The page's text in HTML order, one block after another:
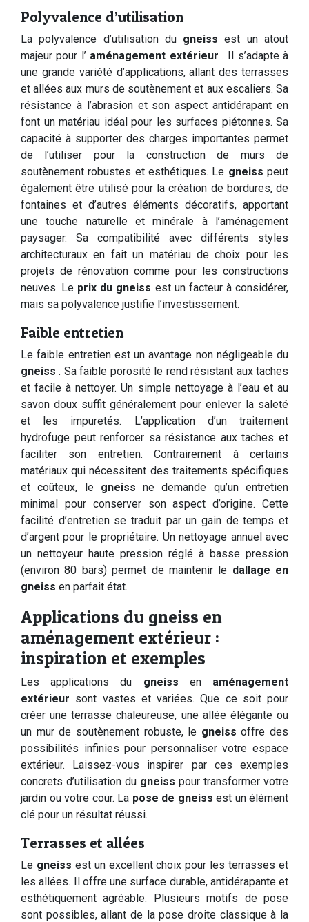
Polyvalence d’utilisation
La polyvalence d’utilisation du gneissest un atout
majeur pour l’ aménagement extérieur . Il s’adapte à
une grande variété d’applications, allant des terrasses
et allées aux murs de soutènement et aux escaliers. Sa
résistance à l’abrasion et son aspect antidérapant en
font un matériau idéal pour les surfaces piétonnes. Sa
capacité à supporter des charges importantes permet
de l’utiliser pour la construction de murs de
soutènement robustes et esthétiques. Le gneisspeut
également être utilisé pour la création de bordures, de
fontaines et d’autres éléments décoratifs, apportant
une touche naturelle et minérale à l’aménagement
paysager. Sa compatibilité avec différents styles
architecturaux en fait un matériau de choix pour les
projets de rénovation comme pour les constructions
neuves. Le prix du gneiss est un facteur à considérer,
mais sa polyvalence justifie l’investissement.
Faible entretien
Le faible entretien est un avantage non négligeable du
gneiss. Sa faible porosité le rend résistant aux taches
et facile à nettoyer. Un simple nettoyage à l’eau et au
savon doux suffit généralement pour enlever la saleté
et les impuretés. L’application d’un traitement
hydrofuge peut renforcer sa résistance aux taches et
faciliter son entretien. Contrairement à certains
matériaux qui nécessitent des traitements spécifiques
et coûteux, le gneissne demande qu’un entretien
minimal pour conserver son aspect d’origine. Cette
facilité d’entretien se traduit par un gain de temps et
d’argent pour le propriétaire. Un nettoyage annuel avec
un nettoyeur haute pression réglé à basse pression
(environ 80 bars) permet de maintenir le dallage en
gneiss en parfait état.
Applications du gneiss en
aménagement extérieur :
inspiration et exemples
Les applications du gneiss en aménagement
extérieur sont vastes et variées. Que ce soit pour
créer une terrasse chaleureuse, une allée élégante ou
un mur de soutènement robuste, le gneissoffre des
possibilités infinies pour personnaliser votre espace
extérieur. Laissez-vous inspirer par ces exemples
concrets d’utilisation du gneiss pour transformer votre
jardin ou votre cour. La pose de gneiss est un élément
clé pour un résultat réussi.
Terrasses et allées
Le gneiss est un excellent choix pour les terrasses et
les allées. Il offre une surface durable, antidérapante et
esthétiquement agréable. Plusieurs motifs de pose
sont possibles, allant de la pose droite classique à la